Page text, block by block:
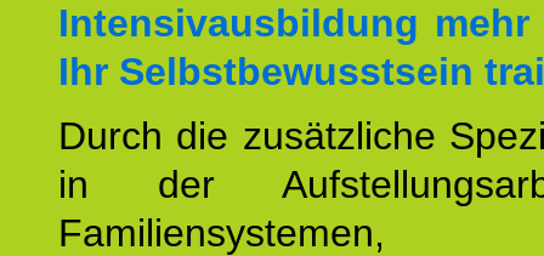
Intensivausbildung
Ihr Selbstbewusstsein
Durch die zusätzliche
in der
Familiensystemen,